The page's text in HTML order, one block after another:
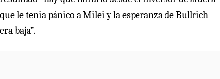
que le tenia pánico a Milei y la esperanza de Bullrich
era baja”.